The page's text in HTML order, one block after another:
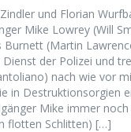
und Florian
Mike Lowrey (Will
Burnett (Martin
der Polizei und
nach wie vor
in Destruktionsorgien
Mike immer
flotten Schlitten) […]